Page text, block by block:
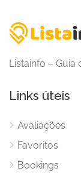
Listainfo –
Links úteis
Avaliações
Favoritos
Bookings